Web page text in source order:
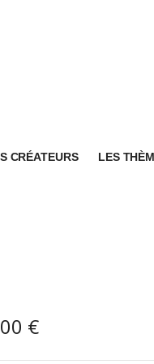
CRÉATEURS LES
€